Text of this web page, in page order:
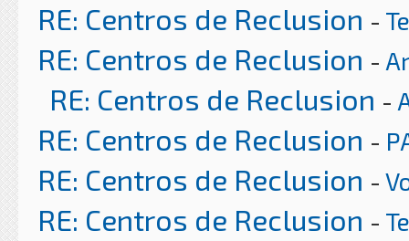
RE: Centros de Reclusion -
RE: Centros de Reclusion -
RE: Centros de Reclusion -
RE: Centros de Reclusion -
RE: Centros de Reclusion -
RE: Centros de Reclusion -